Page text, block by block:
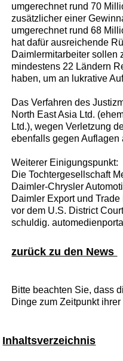
umgerechnet rund 70
zusätzlicher einer
umgerechnet rund 68
hat dafür ausreichende
Daimlermitarbeiter sollen
mindestens 22 Ländern
haben, um an lukrative
Das Verfahren des
North East Asia Ltd.
Ltd.), wegen Verletzung
ebenfalls gegen Auflagen
Weiterer Einigungspunkt:
Die Tochtergesellschaft
Daimler-Chrysler
Daimler Export und
vor dem U.S. District
schuldig.
zurück zu den News
Bitte beachten Sie, dass
Dinge zum Zeitpunkt
Inhaltsverzeichnis